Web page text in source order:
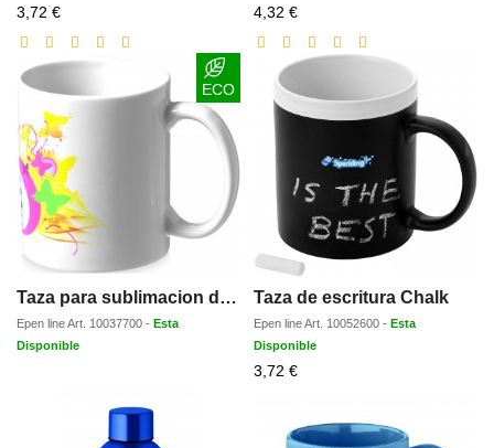
3,72 €Precio
con
4,32 €Precio
con
descuento
ECO
Taza para sublimacion de 330 ml Pic
Epen lineArt. 10037700 - Esta
Disponible
Taza de escritura Chalk
Epen lineArt. 10052600 - Esta
Disponible
3,72 €Precio